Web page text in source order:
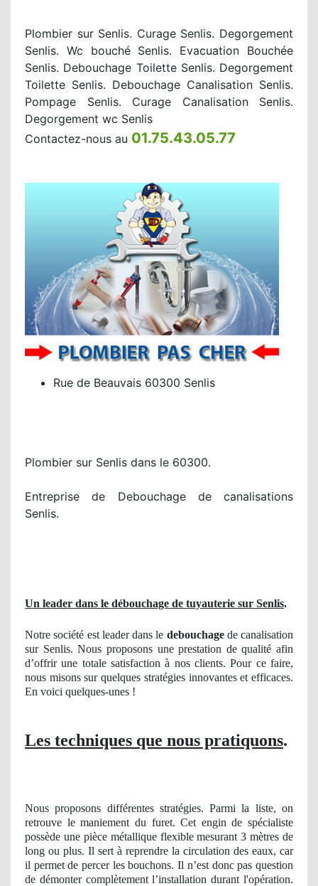
Plombier sur Senlis. Curage Senlis. Degorgement
Senlis. Wc bouché Senlis. Evacuation Bouchée
Senlis. Debouchage Toilette Senlis. Degorgement
Toilette Senlis. Debouchage Canalisation Senlis.
Pompage Senlis. Curage Canalisation Senlis.
Degorgement wc Senlis
Contactez-nous au 01.75.43.05.77
Rue de Beauvais 60300 Senlis
Plombier sur Senlis dans le 60300.
Entreprise de Debouchage de canalisations
Senlis.
Un leader dans le débouchage de tuyauterie sur Senlis.
Notre société est leader dans le debouchagede canalisation
sur Senlis. Nous proposons une prestation de qualité afin
d’offrir une totale satisfaction à nos clients. Pour ce faire,
nous misons sur quelques stratégies innovantes et efficaces.
En voici quelques-unes !
Les techniques que nous pratiquons.
Nous proposons différentes stratégies. Parmi la liste, on
retrouve le maniement du furet. Cet engin de spécialiste
possède une pièce métallique flexible mesurant 3 mètres de
long ou plus. Il sert à reprendre la circulation des eaux, car
il permet de percer les bouchons. Il n’est donc pas question
de démonter complètement l’installation durant l'opération.